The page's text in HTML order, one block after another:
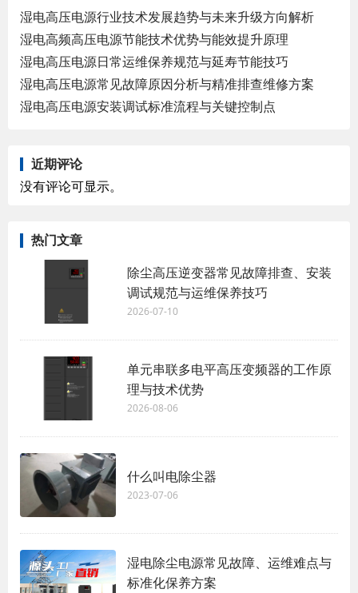
湿电高压电源行业技术发展趋势与未来升级方向解析
湿电高频高压电源节能技术优势与能效提升原理
湿电高压电源日常运维保养规范与延寿节能技巧
湿电高压电源常见故障原因分析与精准排查维修方案
湿电高压电源安装调试标准流程与关键控制点
近期评论
没有评论可显示。
热门文章
除尘高压逆变器常见故障排查、安装
调试规范与运维保养技巧
2026-07-10
单元串联多电平高压变频器的工作原
理与技术优势
2026-08-06
什么叫电除尘器
2023-07-06
湿电除尘电源常见故障、运维难点与
标准化保养方案